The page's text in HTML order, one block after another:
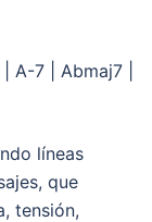
A-7 | Abmaj7 |
líneas
que
tensión,